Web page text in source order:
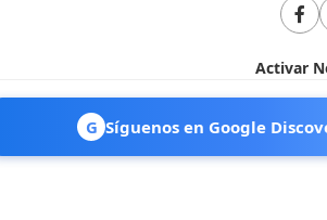
Activar
G Síguenos en Google